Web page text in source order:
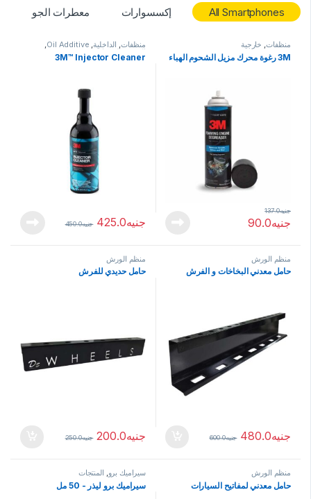
All Smartphones إكسسوارات معطرات الجو
منظفات, خارجية
3M رغوة محرك مزيل الشحوم الهباء
جنيه90.0
جنيه137.0
منظفات, الداخلية,
Oil Additive
,
الزيوت المنتجات
3M™ Injector Cleaner
جنيه425.0 جنيه450.0
منظم الورش
حامل معدني البخاخات و الفرش
جنيه480.0 جنيه600.0
منظم الورش
حامل حديدي للفرش
جنيه200.0 جنيه250.0
منظم الورش
حامل معدني لمفاتيح السيارات
سيراميك برو, المنتجات
سيراميك برو ليذر - 50 مل